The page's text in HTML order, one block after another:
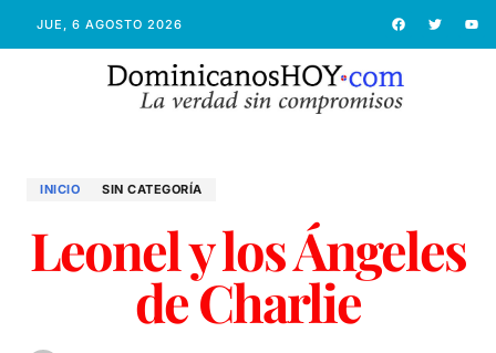
JUE, 6 AGOSTO 2026
INICIO SIN CATEGORÍA
Leonel y los Ángeles
de Charlie